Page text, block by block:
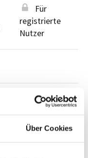
Über Cookies
Für
registrierte
Nutzer